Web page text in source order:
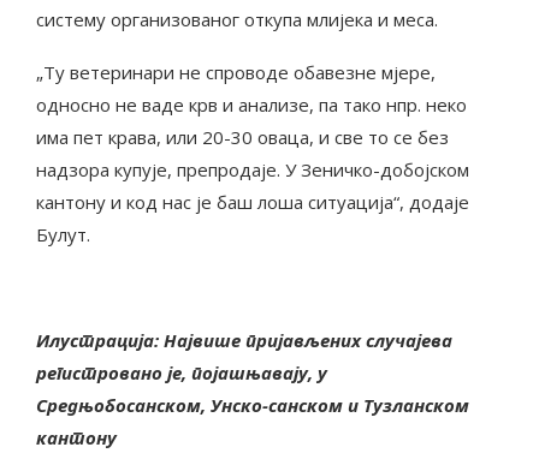
систему организованог откупа млијека и меса.
„Ту ветеринари не спроводе обавезне мјере,
односно не ваде крв и анализе, па тако нпр. неко
има пет крава, или 20-30 оваца, и све то се без
надзора купује, препродаје. У Зеничко-добојском
кантону и код нас је баш лоша ситуација“, додаје
Булут.
Илустрација: Највише пријављених случајева
регистровано је, појашњавају, у
Средњобосанском, Унско-санском и Тузланском
кантону